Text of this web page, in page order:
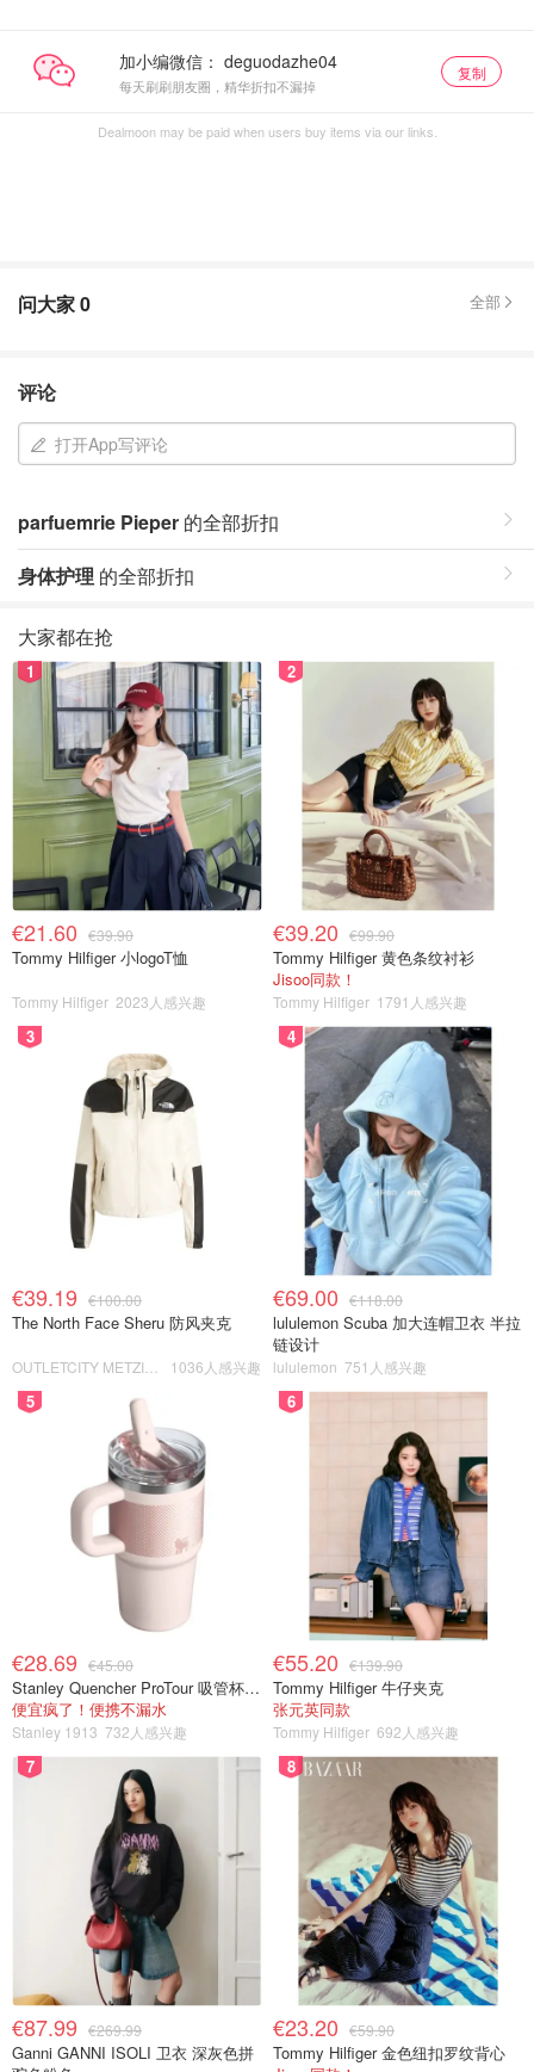
加小编微信：
每天刷刷朋友圈，精华折扣不漏掉
复制
Dealmoon may be paid when users buy items via our links.
问大家0 全部
评论
打开App写评论
parfuemrie Pieper 的全部折扣
身体护理 的全部折扣
大家都在抢
1
€21.60 €39.90
Tommy Hilfiger 小logoT恤
Tommy Hilfiger 2023人感兴趣
2
€39.20 €99.90
Tommy Hilfiger 黄色条纹衬衫
Jisoo同款！
Tommy Hilfiger 1791人感兴趣
3
€39.19 €100.00
The North Face Sheru 防风夹克
1036人感兴趣
4
€69.00 €118.00
lululemon Scuba 加大连帽卫衣 半拉
链设计
lululemon 751人感兴趣
5
€28.69 €45.00
Stanley Quencher ProTour 吸管杯 0.59L
便宜疯了！便携不漏水
Stanley 1913 732人感兴趣
6
€55.20 €139.90
Tommy Hilfiger 牛仔夹克
张元英同款
Tommy Hilfiger 692人感兴趣
7
€87.99 €269.99
Ganni GANNI ISOLI 卫衣 深灰色拼
8
€23.20 €59.90
Tommy Hilfiger 金色纽扣罗纹背心